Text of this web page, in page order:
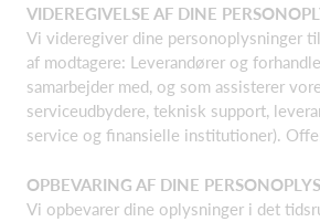
VIDEREGIVELSE AF DINE
Vi videregiver dine personoplysninger
af modtagere: Leverandører og
samarbejder med, og som assisterer
serviceudbydere, teknisk support,
service og finansielle institutioner).
OPBEVARING AF DINE
Vi opbevarer dine oplysninger i det